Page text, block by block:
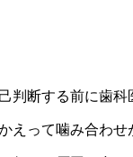
判断する前に歯科
えって噛み合わせ